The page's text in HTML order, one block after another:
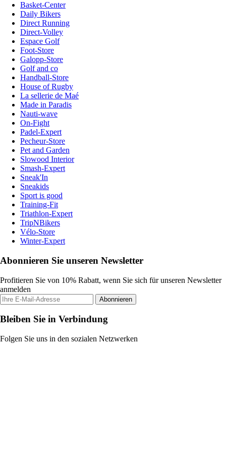
Basket-Center
Daily Bikers
Direct Running
Direct-Volley
Espace Golf
Foot-Store
Galopp-Store
Golf and co
Handball-Store
House of Rugby
La sellerie de Maé
Made in Paradis
Nauti-wave
On-Fight
Padel-Expert
Pecheur-Store
Pet and Garden
Slowood Interior
Smash-Expert
Sneak'In
Sneakids
Sport is good
Training-Fit
Triathlon-Expert
TripNBikers
Vélo-Store
Winter-Expert
Abonnieren Sie unseren Newsletter
Profitieren Sie von 10% Rabatt, wenn Sie sich für unseren Newsletter
anmelden
Abonnieren
Bleiben Sie in Verbindung
Folgen Sie uns in den sozialen Netzwerken